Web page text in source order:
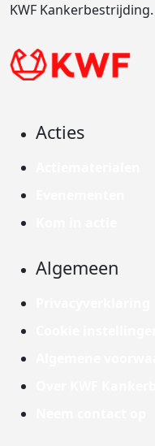
KWF Kankerbestrijding.
Acties
Algemeen